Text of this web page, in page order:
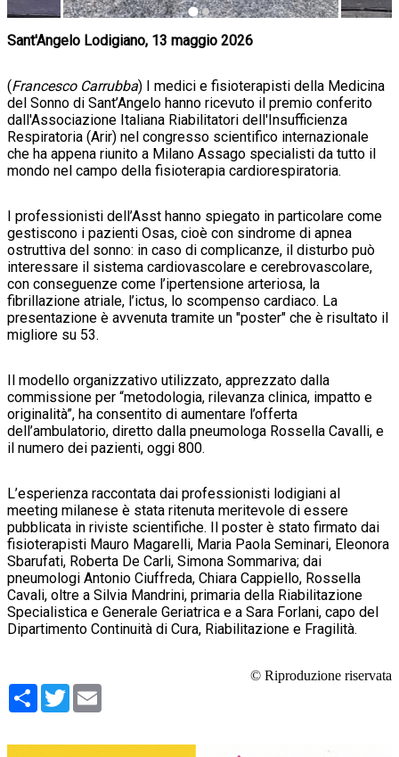
Sant'Angelo Lodigiano, 13 maggio 2026
(Francesco Carrubba) I medici e fisioterapisti della Medicina
del Sonno di Sant’Angelo hanno ricevuto il premio conferito
dall'Associazione Italiana Riabilitatori dell'Insufficienza
Respiratoria (Arir) nel congresso scientifico internazionale
che ha appena riunito a Milano Assago specialisti da tutto il
mondo nel campo della fisioterapia cardiorespiratoria.
I professionisti dell’Asst hanno spiegato in particolare come
gestiscono i pazienti Osas, cioè con sindrome di apnea
ostruttiva del sonno: in caso di complicanze, il disturbo può
interessare il sistema cardiovascolare e cerebrovascolare,
con conseguenze come l’ipertensione arteriosa, la
fibrillazione atriale, l’ictus, lo scompenso cardiaco. La
presentazione è avvenuta tramite un "poster" che è risultato il
migliore su 53.
Il modello organizzativo utilizzato, apprezzato dalla
commissione per “metodologia, rilevanza clinica, impatto e
originalità”, ha consentito di aumentare l’offerta
dell’ambulatorio, diretto dalla pneumologa Rossella Cavalli, e
il numero dei pazienti, oggi 800.
L’esperienza raccontata dai professionisti lodigiani al
meeting milanese è stata ritenuta meritevole di essere
pubblicata in riviste scientifiche. Il poster è stato firmato dai
fisioterapisti Mauro Magarelli, Maria Paola Seminari, Eleonora
Sbarufati, Roberta De Carli, Simona Sommariva; dai
pneumologi Antonio Ciuffreda, Chiara Cappiello, Rossella
Cavali, oltre a Silvia Mandrini, primaria della Riabilitazione
Specialistica e Generale Geriatrica e a Sara Forlani, capo del
Dipartimento Continuità di Cura, Riabilitazione e Fragilità.
© Riproduzione riservata
Condividi
Twitter